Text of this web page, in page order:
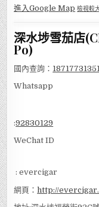
: evercigar
網頁：http://
旺角店： 地址：香港九
室(港鐵旺角站E2出口或
進入Google Map 檢視較
國內查詢：18717731351